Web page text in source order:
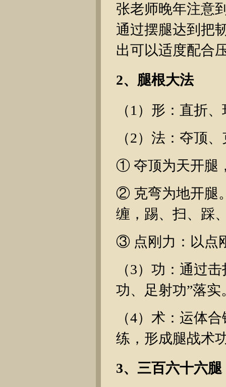
张老师晚年注意
通过摆腿达到把
出可以适度配合
2、腿根大法
（1）形：直折
（2）法：夺顶
① 夺顶为天开腿
② 克弯为地开腿
缠，踢、扫、踩
③ 点刚力：以点
（3）功：通过
功、足射功”落实
（4）术：运体
练，形成腿战术
3、三百六十六腿